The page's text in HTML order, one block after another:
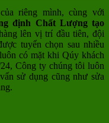
riêng mình, cùng với
định Chất Lượng tạo
lên vị trí đầu tiên, đội
tuyển chọn sau nhiều
có mặt khi Qúy khách
Công ty chúng tôi luôn
sử dụng cũng như sửa